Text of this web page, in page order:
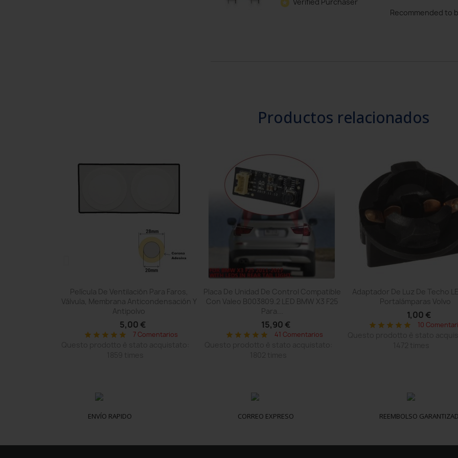
star
Recommended to
Productos relacionados
Vista rápida
Película De Ventilación Para Faros,
Válvula, Membrana Anticondensación Y
Antipolvo
5,00 €
star star star star star 7 Comentarios
Vista rápida
Placa De Unidad De Control Compatible
Con Valeo B003809.2 LED BMW X3 F25
Para...
15,90 €
star star star star star 41 Comentarios
Vista rápida
Adaptador De Luz De Techo
Portalámparas Volvo
1,00 €
star star star star star 10
ENVÍO RAPIDO CORREO EXPRESO REEMBOLSO